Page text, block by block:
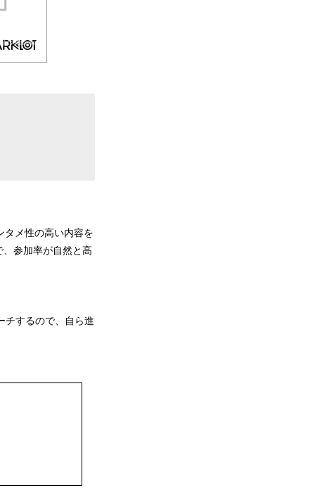
タメ性の高い内容を
参加率が自然と高
チするので、自ら進